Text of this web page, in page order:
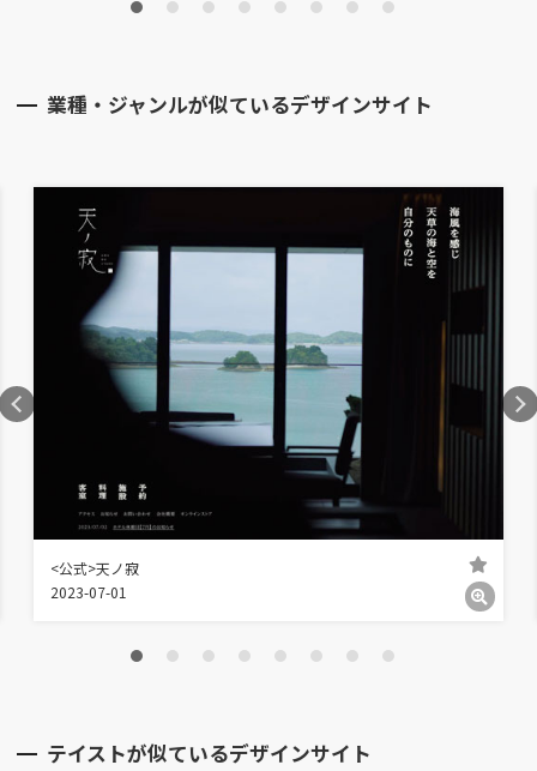
業種・ジャンルが似ているデザインサイト
<公式>天ノ寂
2023-07-01
テイストが似ているデザインサイト